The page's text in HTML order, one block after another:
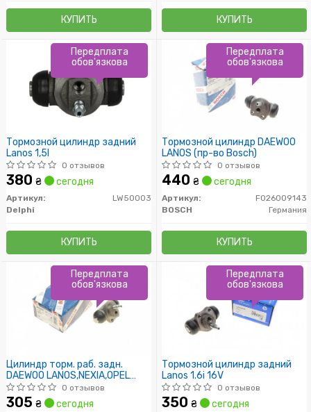
КУПИТЬ КУПИТЬ
Тормозной цилиндр задний
Lanos 1,5I
0 отзывов
380 ₴ сегодня
Артикул:
LW50003
Delphi
КУПИТЬ
Передплата
обов'язкова
Тормозной цилиндр DAEWOO
LANOS (пр-во Bosch)
0 отзывов
440 ₴ сегодня
Артикул:
F026009143
BOSCH
Германия
КУПИТЬ
Передплата
обов'язкова
Цилиндр торм. раб. задн.
DAEWOO LANOS,NEXIA,OPEL
ASTRA (пр-во Bosch)
0 отзывов
305 ₴ сегодня
Передплата
обов'язкова
Тормозной цилиндр задний
Lanos 1.6i 16V
0 отзывов
350 ₴ сегодня
Передплата
обов'язкова